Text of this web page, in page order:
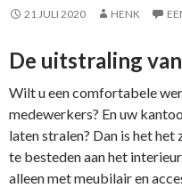
21 JULI 2020 HENK
De uitstraling
Wilt u een comfortabele
medewerkers? En uw
laten stralen? Dan is het
te besteden aan het
alleen met meubilair en